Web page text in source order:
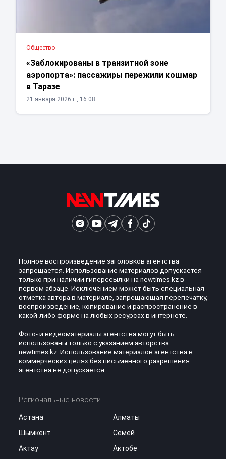
Общество
«Заблокированы в транзитной зоне
аэропорта»: пассажиры пережили кошмар
в Таразе
21 января 2026 г., 16:08
Полное воспроизведение заголовков агентства
запрещается. Использование материалов допускается
только при наличии гиперссылки на newtimes.kz в
первом абзаце. Исключением может быть специальная
отметка автора в материале, запрещающая перепечатку,
воспроизведение, копирование и распространение в
какой-либо форме на любых ресурсах в интернете.
Фото- и видеоматериалы агентства могут быть
использованы только с указанием авторства
newtimes.kz. Использование материалов агентства в
коммерческих целях без письменного разрешения
агентства не допускается.
Региональные новости
Астана
Алматы
Шымкент
Семей
Актау
Актобе